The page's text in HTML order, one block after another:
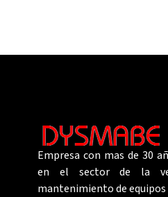
Empresa con mas de 30
en el sector de la
mantenimiento de